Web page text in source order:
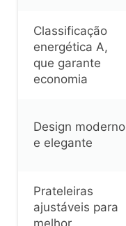
Classificação
energética A,
que garante
economia
Design moderno
e elegante
Prateleiras
ajustáveis para
melhor